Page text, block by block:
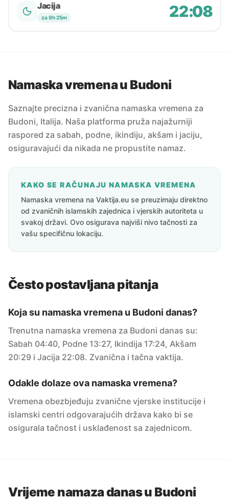
Jacija
za 9h 25m 22:08
Namaska vremena u Budoni
Saznajte precizna i zvanična namaska vremena za
Budoni, Italija. Naša platforma pruža najažurniji
raspored za sabah, podne, ikindiju, akšam i jaciju,
osiguravajući da nikada ne propustite namaz.
KAKO SE RAČUNAJU NAMASKA VREMENA
Namaska vremena na Vaktija.eu se preuzimaju direktno
od zvaničnih islamskih zajednica i vjerskih autoriteta u
svakoj državi. Ovo osigurava najviši nivo tačnosti za
vašu specifičnu lokaciju.
Često postavljana pitanja
Koja su namaska vremena u Budoni danas?
Trenutna namaska vremena za Budoni danas su:
Sabah 04:40, Podne 13:27, Ikindija 17:24, Akšam
20:29 i Jacija 22:08. Zvanična i tačna vaktija.
Odakle dolaze ova namaska vremena?
Vremena obezbjeđuju zvanične vjerske institucije i
islamski centri odgovarajućih država kako bi se
osigurala tačnost i usklađenost sa zajednicom.
Vrijeme namaza danas u Budoni